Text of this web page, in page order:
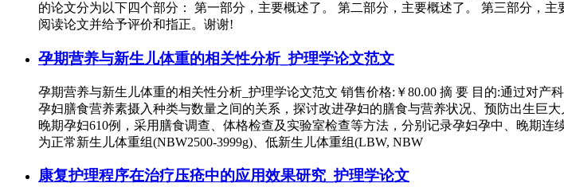
的论文分为以下四个部分： 第一部分，主要概述了。 第二部分，主要概述了。 第三部分，
阅读论文并给予评价和指正。谢谢!
孕期营养与新生儿体重的相关性分析_护理学论文范文
孕期营养与新生儿体重的相关性分析_护理学论文范文 销售价格:￥80.00 摘 要 目的:通过对
孕妇膳食营养素摄入种类与数量之间的关系，探讨改进孕妇的膳食与营养状况、预防出生巨
晚期孕妇610例，采用膳食调查、体格检查及实验室检查等方法，分别记录孕妇孕中、晚期
为正常新生儿体重组(NBW2500-3999g)、低新生儿体重组(LBW, NBW
康复护理程序在治疗压疮中的应用效果研究_护理学论文